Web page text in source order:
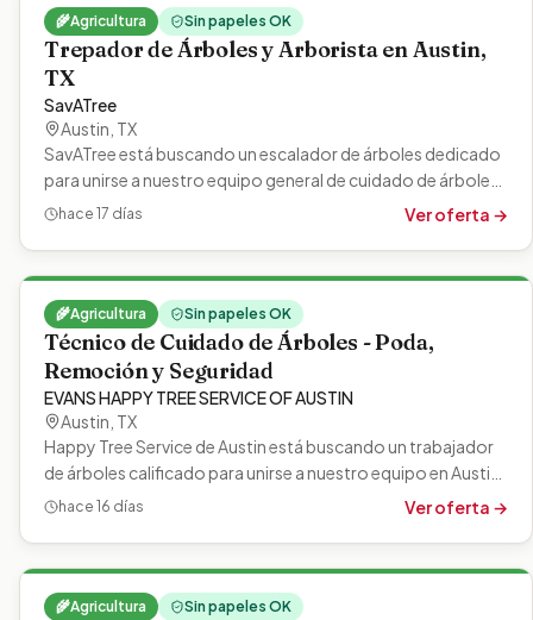
🌾Agricultura Sin papeles OK
Trepador de Árboles y Arborista en Austin,
TX
SavATree
Austin TX
SavATree está buscando un escalador de árboles dedicado
para unirse a nuestro equipo general de cuidado de árboles
en Pflugerville, Texas.…
hace 17 días Ver oferta →
🌾Agricultura Sin papeles OK
Técnico de Cuidado de Árboles - Poda,
Remoción y Seguridad
EVANS HAPPY TREE SERVICE OF AUSTIN
Austin TX
Happy Tree Service de Austin está buscando un trabajador
de árboles calificado para unirse a nuestro equipo en Austin,
TX. Esta función en…
hace 16 días Ver oferta →
🌾Agricultura Sin papeles OK